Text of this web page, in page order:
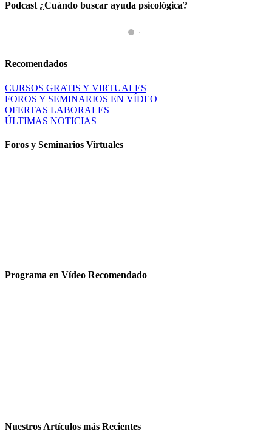
Podcast ¿Cuándo buscar ayuda psicológica?
Recomendados
CURSOS GRATIS Y VIRTUALES
FOROS Y SEMINARIOS EN VÍDEO
OFERTAS LABORALES
ÚLTIMAS NOTICIAS
Foros y Seminarios Virtuales
Programa en Vídeo Recomendado
Nuestros Artículos más Recientes